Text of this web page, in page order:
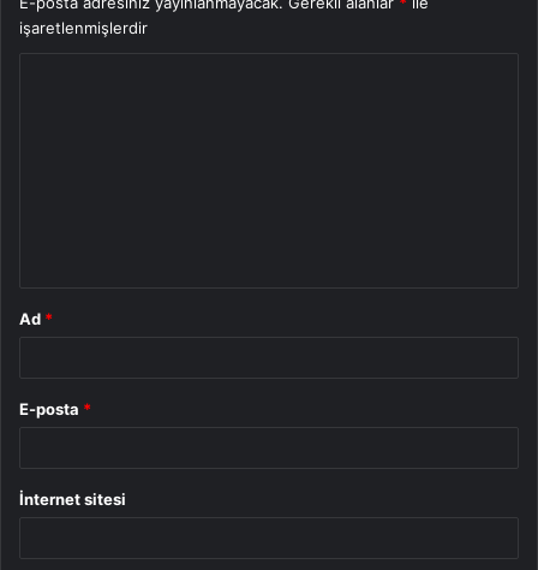
işaretlenmişlerdir
Ad *
E-posta *
İnternet sitesi